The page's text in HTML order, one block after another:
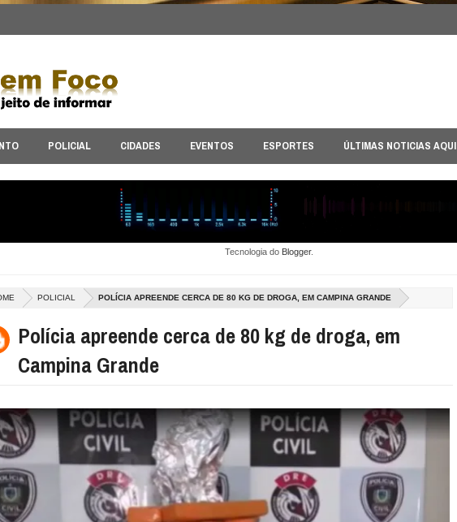
POLICIAL CIDADES EVENTOS ESPORTES ÚLTIMAS NOTICIAS AQUI
Tecnologia do Blogger.
POLICIAL POLÍCIA APREENDE CERCA DE 80 KG DE DROGA, EM CAMPINA GRANDE
Polícia apreende cerca de 80 kg de droga, em
Campina Grande